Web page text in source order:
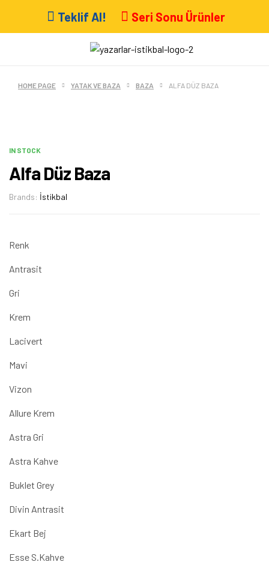
Teklif Al! Seri Sonu Ürünler
HOME PAGE YATAK VE BAZA BAZA ALFA DÜZ BAZA
IN STOCK
Alfa Düz Baza
Brands: İstikbal
Renk
Antrasit
Gri
Krem
Lacivert
Mavi
Vizon
Allure Krem
Astra Gri
Astra Kahve
Buklet Grey
Divin Antrasit
Ekart Bej
Esse S.Kahve